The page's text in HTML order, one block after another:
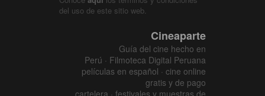
del uso de este sitio web.
Cineaparte
Guía del cine hecho en
Perú · Filmoteca Digital Peruana
películas en español · cine online
gratis y de pago